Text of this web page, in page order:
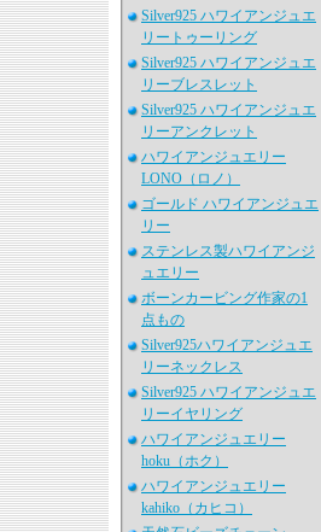
Silver925 ハワイアンジュエ
リートゥーリング
Silver925 ハワイアンジュエ
リーブレスレット
Silver925 ハワイアンジュエ
リーアンクレット
ハワイアンジュエリー
LONO（ロノ）
ゴールド ハワイアンジュエ
リー
ステンレス製ハワイアンジ
ュエリー
ボーンカービング作家の1
点もの
Silver925ハワイアンジュエ
リーネックレス
Silver925 ハワイアンジュエ
リーイヤリング
ハワイアンジュエリー
hoku（ホク）
ハワイアンジュエリー
kahiko（カヒコ）